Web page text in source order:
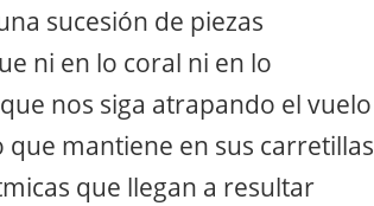
sucesión de piezas
ni en lo coral ni en lo
nos siga atrapando el vuelo
mantiene en sus carretillas
que llegan a resultar